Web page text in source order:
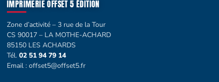
IMPRIMERIE OFFSET 5 ÉDITION
Zone d’activité – 3 rue de la Tour
CS 90017 – LA MOTHE-ACHARD
85150 LES ACHARDS
Tél. 02 51 94 79 14
Email : offset5@offset5.fr